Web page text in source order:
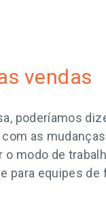
vendas
poderíamos
as
modo de
para equipes de